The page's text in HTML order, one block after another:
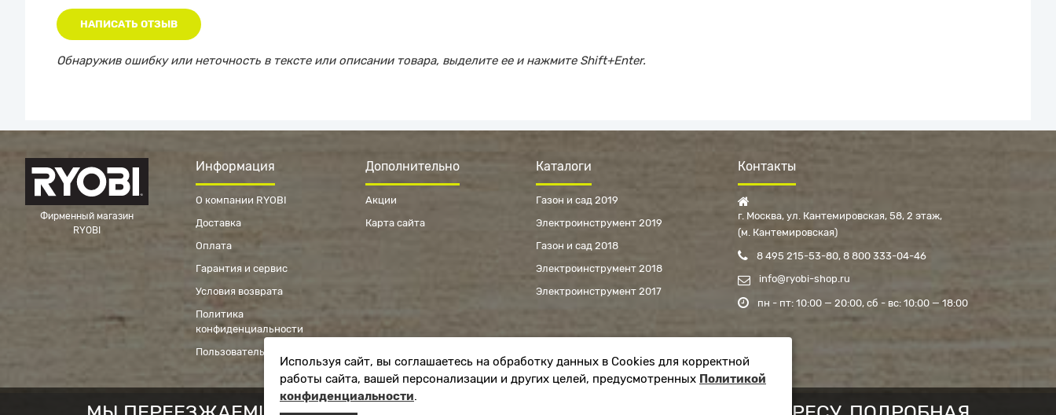
НАПИСАТЬ ОТЗЫВ
Обнаружив ошибку или неточность в тексте или описании товара, выделите ее и нажмите Shift+Enter.
Фирменный магазин
RYOBI
Контакты
г. Москва, ул. Кантемировская, 58, 2 этаж
(м. Кантемировская)
8 495 215-53-80 8 800 333-04-46
info@ryobi-shop.ru
пн - пт: 10:00 — 20:00 сб - вс: 10:00 — 18:00
Информация
О компании RYOBI
Доставка
Оплата
Гарантия и сервис
Условия возврата
Политика
конфиденциальности
Пользовательское соглашение
Дополнительно
Акции
Карта сайта
Каталоги
Газон и сад 2019
Электроинструмент 2019
Газон и сад 2018
Электроинструмент 2018
Электроинструмент 2017
Используя сайт, вы соглашаетесь на обработку данных в Cookies для корректной
работы сайта, вашей персонализации и других целей, предусмотренных Политикой
конфиденциальности.